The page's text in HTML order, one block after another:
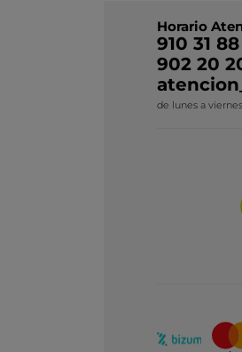
Horario
910 31
902 20
de lunes a